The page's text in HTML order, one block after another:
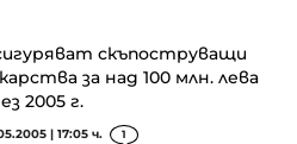
скъпоструващи
за над 100 млн. лева
2005 г.
| 17:05 ч. 1